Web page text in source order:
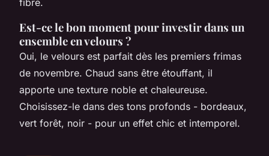
fibre.
Est-ce le bon moment pour investir dans un
ensemble en velours ?
Oui, le velours est parfait dès les premiers frimas
de novembre. Chaud sans être étouffant, il
apporte une texture noble et chaleureuse.
Choisissez-le dans des tons profonds - bordeaux,
vert forêt, noir - pour un effet chic et intemporel.